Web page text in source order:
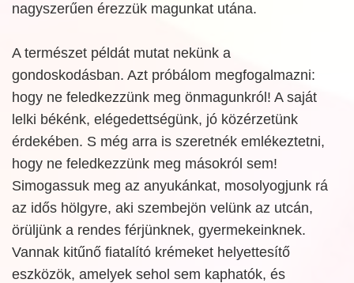
nagyszerűen érezzük magunkat utána.
A természet példát mutat nekünk a
gondoskodásban. Azt próbálom megfogalmazni:
hogy ne feledkezzünk meg önmagunkról! A saját
lelki békénk, elégedettségünk, jó közérzetünk
érdekében. S még arra is szeretnék emlékeztetni,
hogy ne feledkezzünk meg másokról sem!
Simogassuk meg az anyukánkat, mosolyogjunk rá
az idős hölgyre, aki szembejön velünk az utcán,
örüljünk a rendes férjünknek, gyermekeinknek.
Vannak kitűnő fiatalító krémeket helyettesítő
eszközök, amelyek sehol sem kaphatók, és